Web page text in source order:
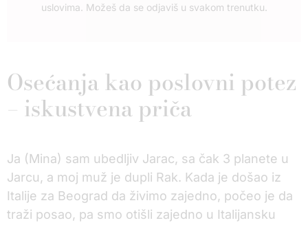
uslovima. Možeš da se odjaviš u svakom trenutku.
Osećanja kao poslovni potez
– iskustvena priča
Ja (Mina) sam ubedljiv Jarac, sa čak 3 planete u
Jarcu, a moj muž je dupli Rak. Kada je došao iz
Italije za Beograd da živimo zajedno, počeo je da
traži posao, pa smo otišli zajedno u Italijansku